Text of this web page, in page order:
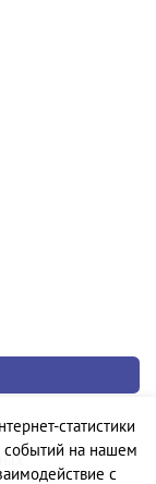
статистики
событий на нашем
с